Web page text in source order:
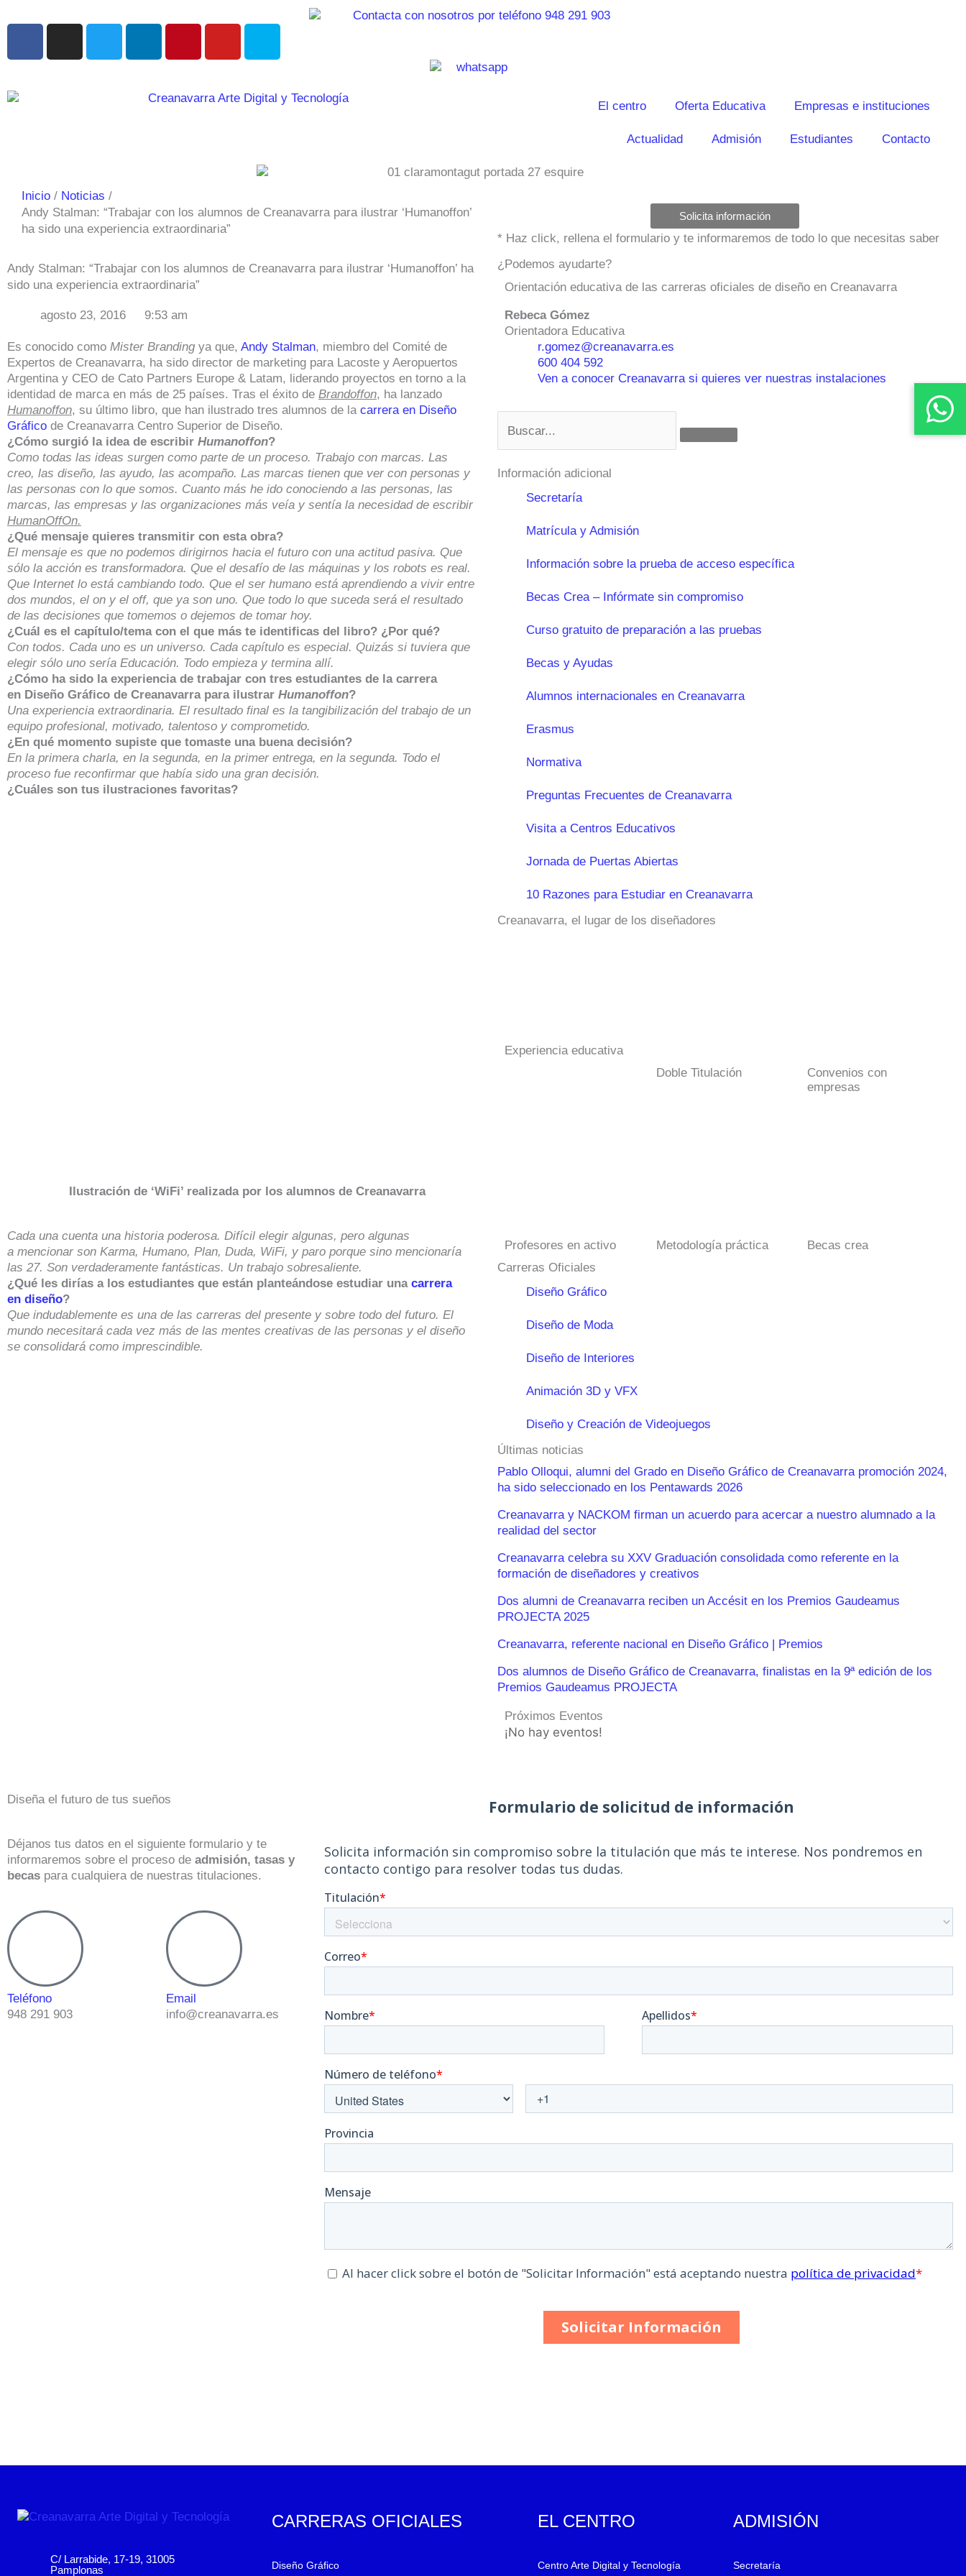
al
e
e
u
e
El centro Oferta Educativa Empresas e instituciones
Actualidad Admisión Estudiantes Contacto
Inicio
Noticias
Andy Stalman: “Trabajar con los alumnos de Creanavarra para ilustrar ‘Humanoffon’
ha sido una experiencia extraordinaria”
Andy Stalman: “Trabajar con los alumnos de Creanavarra para ilustrar ‘Humanoffon’ ha
sido una experiencia extraordinaria”
agosto 23, 2016 9:53 am
Es conocido como Mister Brandingya que, Andy Stalman, miembro del Comité de
Expertos de Creanavarra, ha sido director de marketing para Lacoste y Aeropuertos
Argentina y CEO de Cato Partners Europe & Latam, liderando proyectos en torno a la
identidad de marca en más de 25 países. Tras el éxito de Brandoffon, ha lanzado
Humanoffon, su último libro, que han ilustrado tres alumnos de la carrera en Diseño
Gráfico de Creanavarra Centro Superior de Diseño.
¿Cómo surgió la idea de escribir Humanoffon?
Como todas las ideas surgen como parte de un proceso. Trabajo con marcas. Las
creo, las diseño, las ayudo, las acompaño. Las marcas tienen que ver con personas y
las personas con lo que somos. Cuanto más he ido conociendo a las personas, las
marcas, las empresas y las organizaciones más veía y sentía la necesidad de escribir
HumanOffOn.
¿Qué mensaje quieres transmitir con esta obra?
El mensaje es que no podemos dirigirnos hacia el futuro con una actitud pasiva. Que
sólo la acción es transformadora. Que el desafío de las máquinas y los robots es real.
Que Internet lo está cambiando todo. Que el ser humano está aprendiendo a vivir entre
dos mundos, el on y el off, que ya son uno. Que todo lo que suceda será el resultado
de las decisiones que tomemos o dejemos de tomar hoy.
¿Cuál es el capítulo/tema con el que más te identificas del libro? ¿Por qué?
Con todos. Cada uno es un universo. Cada capítulo es especial. Quizás si tuviera que
elegir sólo uno sería Educación. Todo empieza y termina allí.
¿Cómo ha sido la experiencia de trabajar con tres estudiantes de la carrera
en Diseño Gráfico de Creanavarra para ilustrar Humanoffon?
Una experiencia extraordinaria. El resultado final es la tangibilización del trabajo de un
equipo profesional, motivado, talentoso y comprometido.
¿En qué momento supiste que tomaste una buena decisión?
En la primera charla, en la segunda, en la primer entrega, en la segunda. Todo el
proceso fue reconfirmar que había sido una gran decisión.
¿Cuáles son tus ilustraciones favoritas?
Ilustración de ‘WiFi’ realizada por los alumnos de Creanavarra
Cada una cuenta una historia poderosa. Difícil elegir algunas, pero algunas
a mencionar son Karma, Humano, Plan, Duda, WiFi, y paro porque sino mencionaría
las 27. Son verdaderamente fantásticas. Un trabajo sobresaliente.
¿Qué les dirías a los estudiantes que están planteándose estudiar una carrera
en diseño?
Que indudablemente es una de las carreras del presente y sobre todo del futuro. El
mundo necesitará cada vez más de las mentes creativas de las personas y el diseño
se consolidará como imprescindible.
Solicita información
* Haz click, rellena el formulario y te informaremos de todo lo que necesitas saber
¿Podemos ayudarte?
Orientación educativa de las carreras oficiales de diseño en Creanavarra
Rebeca Gómez
Orientadora Educativa
r.gomez@creanavarra.es
600 404 592
Ven a conocer Creanavarra si quieres ver nuestras instalaciones
Información adicional
Secretaría
Matrícula y Admisión
Información sobre la prueba de acceso específica
Becas Crea – Infórmate sin compromiso
Curso gratuito de preparación a las pruebas
Becas y Ayudas
Alumnos internacionales en Creanavarra
Erasmus
Normativa
Preguntas Frecuentes de Creanavarra
Visita a Centros Educativos
Jornada de Puertas Abiertas
10 Razones para Estudiar en Creanavarra
Creanavarra, el lugar de los diseñadores
Experiencia educativa
Doble Titulación
Convenios con
empresas
Profesores en activo Metodología práctica
Becas crea
Carreras Oficiales
Diseño Gráfico
Diseño de Moda
Diseño de Interiores
Animación 3D y VFX
Diseño y Creación de Videojuegos
Últimas noticias
Pablo Olloqui, alumni del Grado en Diseño Gráfico de Creanavarra promoción 2024,
ha sido seleccionado en los Pentawards 2026
Creanavarra y NACKOM firman un acuerdo para acercar a nuestro alumnado a la
realidad del sector
Creanavarra celebra su XXV Graduación consolidada como referente en la
formación de diseñadores y creativos
Dos alumni de Creanavarra reciben un Accésit en los Premios Gaudeamus
PROJECTA 2025
Creanavarra, referente nacional en Diseño Gráfico | Premios
Dos alumnos de Diseño Gráfico de Creanavarra, finalistas en la 9ª edición de los
Premios Gaudeamus PROJECTA
Próximos Eventos
¡No hay eventos!
Diseña el futuro de tus sueños
Déjanos tus datos en el siguiente formulario y te
informaremos sobre el proceso de admisión, tasas y
becas para cualquiera de nuestras titulaciones.
Teléfono
948 291 903
Email
info@creanavarra.es
C/ Larrabide, 17-19, 31005
Pamplonas
CARRERAS OFICIALES
Diseño Gráfico
EL CENTRO
Centro Arte Digital y Tecnología
ADMISIÓN
Secretaría